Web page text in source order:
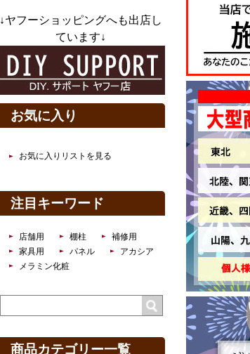
↓ヤフーショッピングへも出店し
ています↓
お気に入り
お気に入りリストを見る
注目キーワード
店舗用 棚柱
補修用
家具用
パネル
アカシア
メラミン化粧
商品カテゴリー一覧